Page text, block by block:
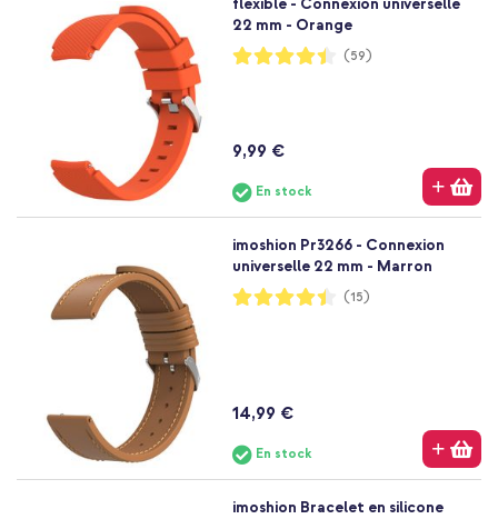
flexible - Connexion universelle
22 mm - Orange
Notation:
89%
(59)
9,99 €
En stock
imoshion Pr3266 - Connexion
universelle 22 mm - Marron
Notation:
88%
(15)
14,99 €
En stock
imoshion Bracelet en silicone